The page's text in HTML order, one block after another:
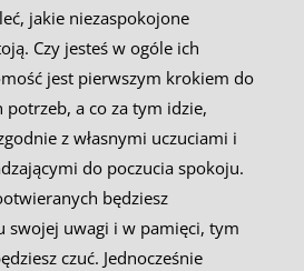
jakie niezaspokojone
Czy jesteś w ogóle ich
jest pierwszym krokiem do
a co za tym idzie,
z własnymi uczuciami i
do poczucia spokoju.
będziesz
swojej uwagi i w pamięci, tym
czuć. Jednocześnie